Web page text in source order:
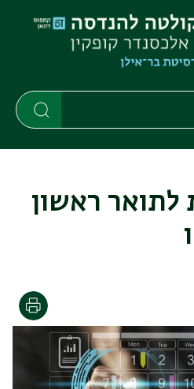
דילוג
לתוכן
העיקרי
דילוג
לתפריט
ניווט
ראשי
ראשון